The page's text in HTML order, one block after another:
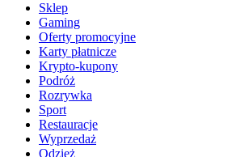
Sklep
Gaming
Oferty promocyjne
Karty płatnicze
Krypto-kupony
Podróż
Rozrywka
Sport
Restauracje
Wyprzedaż
Odzież